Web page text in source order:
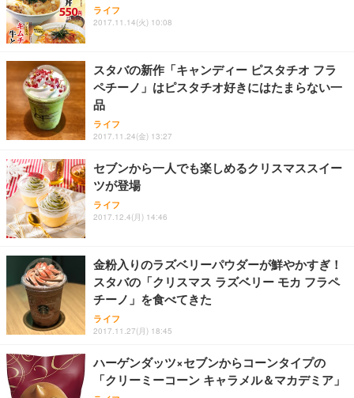
ライフ
2017.11.14(火) 10:08
スタバの新作「キャンディー ピスタチオ フラ
ペチーノ」はピスタチオ好きにはたまらない一
品
ライフ
2017.11.24(金) 13:27
セブンから一人でも楽しめるクリスマススイー
ツが登場
ライフ
2017.12.4(月) 14:46
金粉入りのラズベリーパウダーが鮮やかすぎ！
スタバの「クリスマス ラズベリー モカ フラペ
チーノ」を食べてきた
ライフ
2017.11.27(月) 18:45
ハーゲンダッツ×セブンからコーンタイプの
「クリーミーコーン キャラメル＆マカデミア」